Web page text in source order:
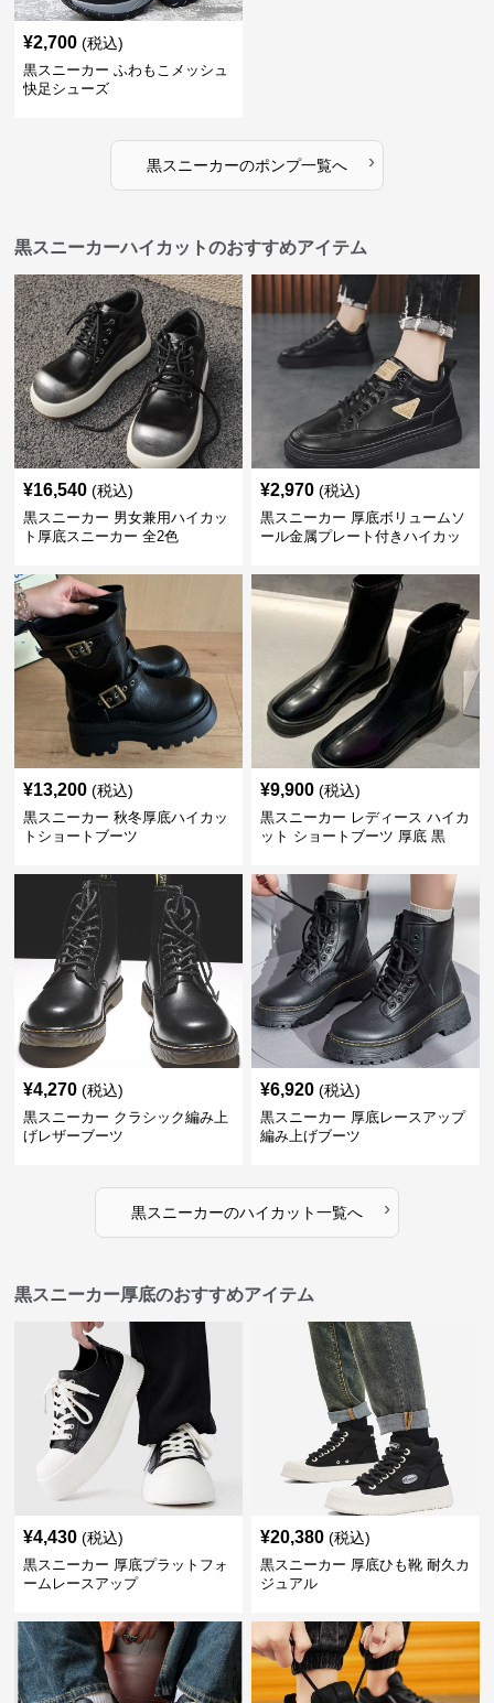
¥2,700 (税込)
黒スニーカー ふわもこメッシュ
快足シューズ
黒スニーカーのポンプ一覧へ ›
黒スニーカーハイカットのおすすめアイテム
¥16,540 (税込)
黒スニーカー 男女兼用ハイカッ
ト厚底スニーカー 全2色
¥2,970 (税込)
黒スニーカー 厚底ボリュームソ
ール金属プレート付きハイカッ
¥13,200 (税込)
黒スニーカー 秋冬厚底ハイカッ
トショートブーツ
¥9,900 (税込)
黒スニーカー レディース ハイカ
ット ショートブーツ 厚底 黒
¥4,270 (税込)
黒スニーカー クラシック編み上
げレザーブーツ
¥6,920 (税込)
黒スニーカー 厚底レースアップ
編み上げブーツ
黒スニーカーのハイカット一覧へ ›
黒スニーカー厚底のおすすめアイテム
¥4,430 (税込)
黒スニーカー 厚底プラットフォ
ームレースアップ
¥20,380 (税込)
黒スニーカー 厚底ひも靴 耐久カ
ジュアル